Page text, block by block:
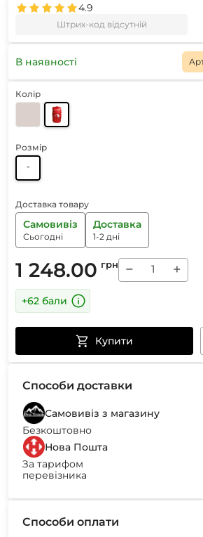
4.9
Штрих-код відсутній
В наявності
Колір
Розмір
-
Доставка товару
Самовивіз
Сьогодні
Доставка
1-2 дні
1 248.00 грн − +
+62 бали
Купити
Способи доставки
Самовивіз з магазину
Безкоштовно
Нова Пошта
За тарифом
перевізника
Способи оплати